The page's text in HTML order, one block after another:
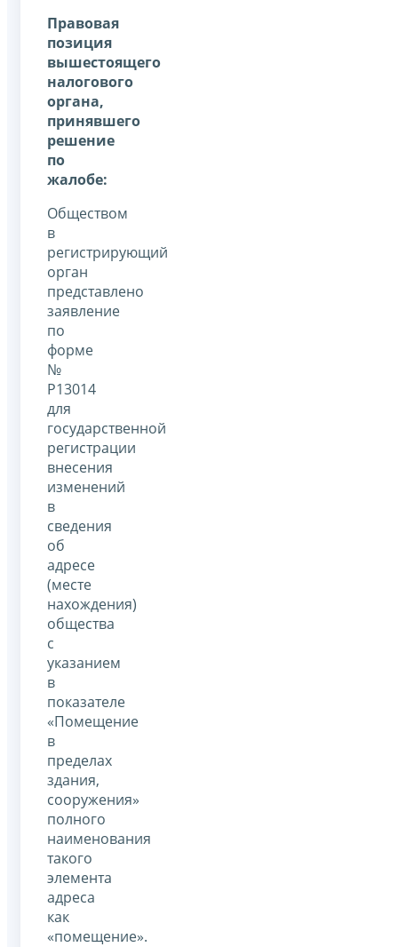
Правовая
позиция
вышестоящего
налогового
органа,
принявшего
решение
по
жалобе:
Обществом
в
регистрирующий
орган
представлено
заявление
по
форме
№
Р13014
для
государственной
регистрации
внесения
изменений
в
сведения
об
адресе
(месте
нахождения)
общества
с
указанием
в
показателе
«Помещение
в
пределах
здания,
сооружения»
полного
наименования
такого
элемента
адреса
как
«помещение».